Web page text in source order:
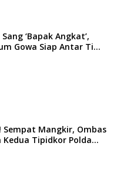
‘Bapak Angkat’,
Gowa Siap Antar Tim
Sempat Mangkir, Ombas
Kedua Tipidkor Polda